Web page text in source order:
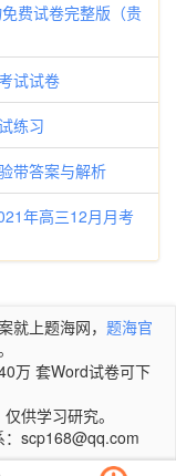
费试卷完整版（贵
试试卷
练习
带答案与解析
年高三12月月考
就上题海网， 题海官
万 套Word试卷可下
供学习研究。
scp168@qq.com